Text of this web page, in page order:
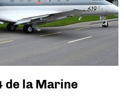
de la Marine